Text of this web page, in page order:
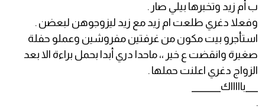
ب أم زيد وتخبرها بيلي صار .
وفعلا دغري طلعت ام زيد مع زيد ليزوجوهن لبعضن .
استأجرو بيت مكون من غرفتين مفروشين وعملو حفلة
صغيرة وانقضت ع خير ،، ماحدا دري أبدا بحمل براءة الا بعد
الزواج دغري اعلنت حملها .
___باااااك_______
.